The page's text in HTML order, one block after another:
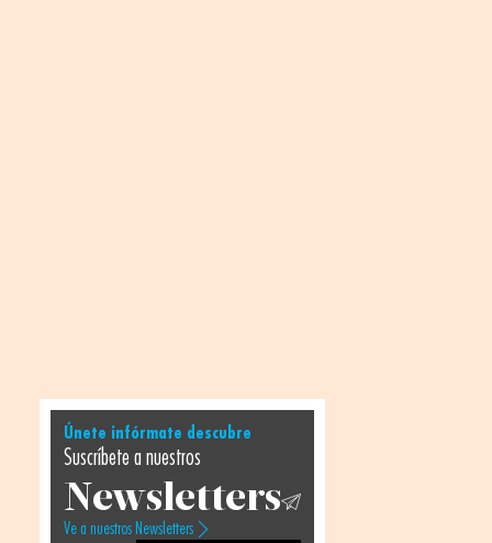
Únete infórmate descubre
Suscríbete a nuestros
Newsletters
Ve a nuestros Newsletters